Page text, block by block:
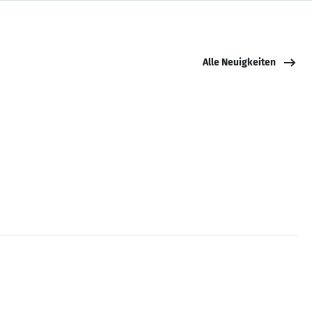
Alle Neuigkeiten